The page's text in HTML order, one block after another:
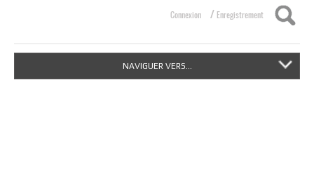
Connexion / Enregistrement
NAVIGUER VERS...